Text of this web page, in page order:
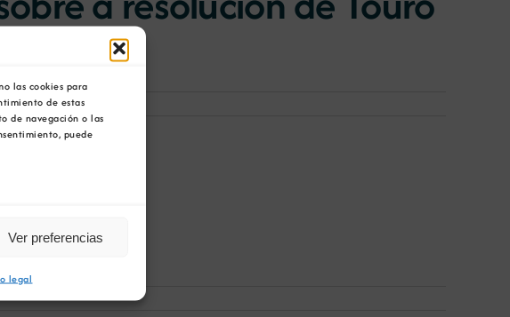
las cookies para
de estas
de navegación o las
puede
Ver preferencias
legal